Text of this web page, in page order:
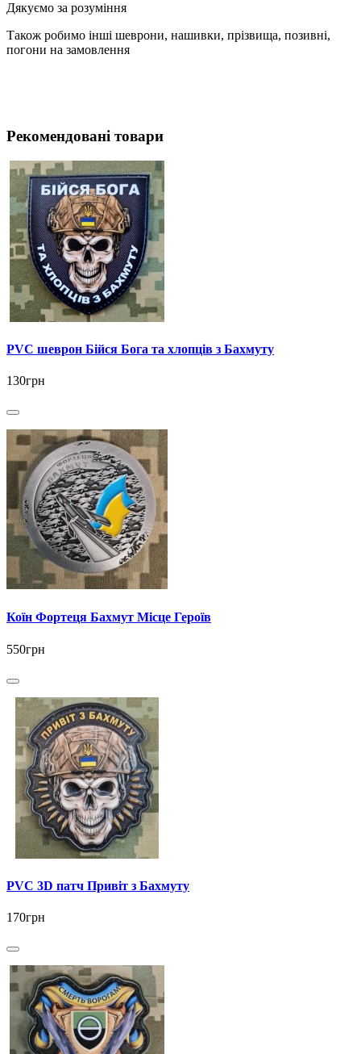
Дякуємо за розуміння
Також робимо інші шеврони, нашивки, прізвища, позивні,
погони на замовлення
Рекомендовані товари
PVC шеврон Бійся Бога та хлопців з Бахмуту
130грн
Коїн Фортеця Бахмут Місце Героїв
550грн
PVC 3D патч Привіт з Бахмуту
170грн